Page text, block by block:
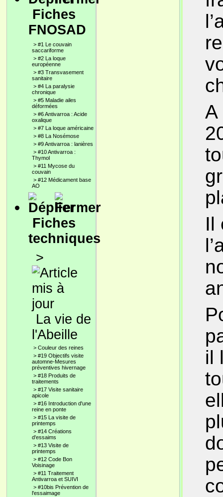
Fiches
FNOSAD
> #1 Le couvain
saccariforme
> #2 La loque
européenne
> #3 Transvasement
sanitaire
> #4 La paralysie
chronique
> #5 Maladie ailes
déformées
> #6 Antivarroa : Acide
oxalique
> #7 La loque américaine
> #8 La Nosémose
> #9 Antivarroa : lanières
> #10 Antivarroa :
Thymol
> #11 Mycose du
couvain
> #12 Médicament base
AO
Fiches
techniques
>
La vie de
l'Abeille
> Couleur des reines
> #19 Objectifs visite
automne-Mesures
préventives hivernage
> #18 Produits de
traitements
> #17 Visite sanitaire
apicole
> #16 Introduction d'une
reine en ponte
> #15 La visite de
printemps
> #14 Créations
d'essaims
> #13 Visite de
printemps
> #12 Code Bon
Voisinage
> #11 Traitement
Antivarroa et SUIVI
> #10bis Prévention de
l'essaimage
A
Il
il